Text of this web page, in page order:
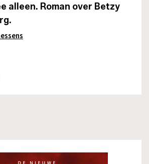
alleen. Roman over Betzy